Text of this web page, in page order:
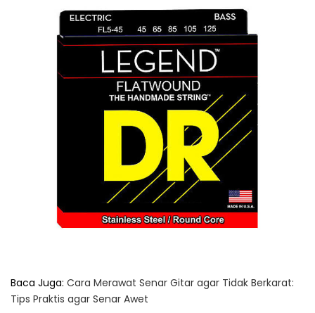
Baca Juga: Cara Merawat Senar Gitar agar Tidak Berkarat:
Tips Praktis agar Senar Awet